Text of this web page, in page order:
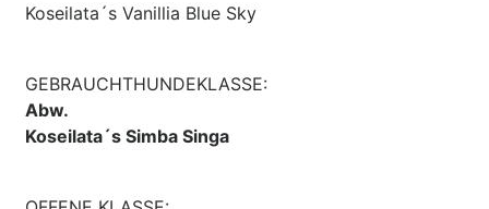
Koseilata´s Vanillia Blue Sky
GEBRAUCHTHUNDEKLASSE:
Abw.
Koseilata´s Simba Singa